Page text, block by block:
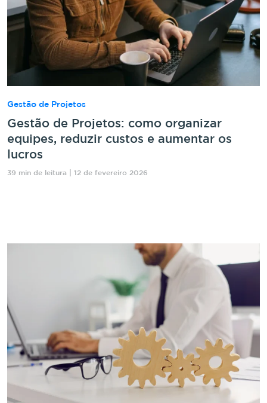
Gestão de Projetos
Gestão de Projetos: como organizar
equipes, reduzir custos e aumentar os
lucros
39 min de leitura | 12 de fevereiro 2026